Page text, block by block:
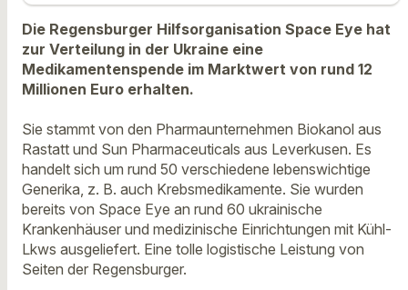
Die Regensburger Hilfsorganisation Space Eye hat
zur Verteilung in der Ukraine eine
Medikamentenspende im Marktwert von rund 12
Millionen Euro erhalten.
Sie stammt von den Pharmaunternehmen Biokanol aus
Rastatt und Sun Pharmaceuticals aus Leverkusen. Es
handelt sich um rund 50 verschiedene lebenswichtige
Generika, z. B. auch Krebsmedikamente. Sie wurden
bereits von Space Eye an rund 60 ukrainische
Krankenhäuser und medizinische Einrichtungen mit Kühl-
Lkws ausgeliefert. Eine tolle logistische Leistung von
Seiten der Regensburger.